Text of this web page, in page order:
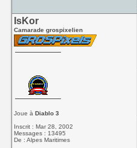
IsKor
Camarade grospixelien
Joue àDiablo 3
Inscrit : Mar 28, 2002
Messages : 13495
De : Alpes Maritimes